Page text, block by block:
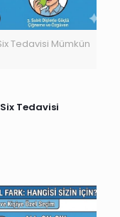
Tedavisi Mümkün
Tedavisi